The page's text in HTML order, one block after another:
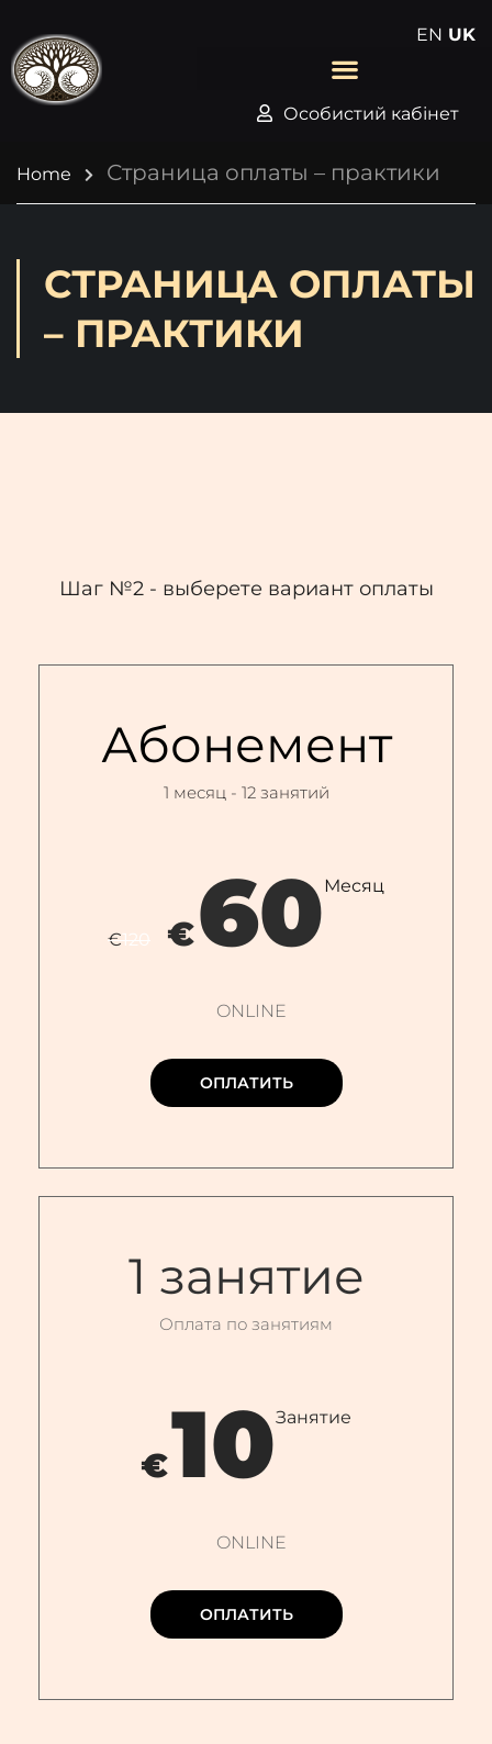
Особистий кабінет
Home Страница оплаты – практики
СТРАНИЦА ОПЛАТЫ
– ПРАКТИКИ
Шаг №2 - выберете вариант оплаты
Абонемент
1 месяц - 12 занятий
€120 €60Месяц
ONLINE
ОПЛАТИТЬ
1 занятие
Оплата по занятиям
€10Занятие
ONLINE
ОПЛАТИТЬ
EN UK